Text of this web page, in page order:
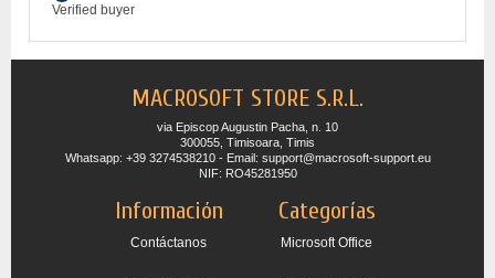
Verified buyer
MACROSOFT STORE S.R.L.
via Episcop Augustin Pacha, n. 10
300055, Timisoara, Timis
Whatsapp: +39 3274538210 - Email: support@macrosoft-support.eu
NIF: RO45281950
Información
Contáctanos
Categorías
Microsoft Office